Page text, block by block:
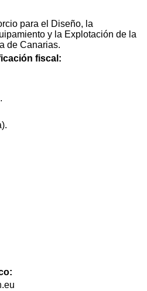
para el Diseño, la
y la Explotación de la
de Canarias.
fiscal: